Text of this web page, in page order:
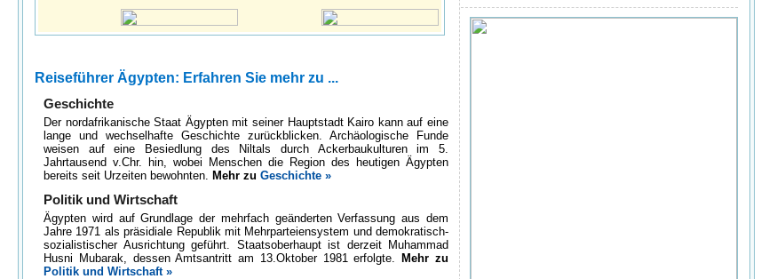
Reiseführer Ägypten: Erfahren Sie mehr zu ...
Geschichte
Der nordafrikanische Staat Ägypten mit seiner Hauptstadt Kairo kann auf eine
lange und wechselhafte Geschichte zurückblicken. Archäologische Funde
weisen auf eine Besiedlung des Niltals durch Ackerbaukulturen im 5.
Jahrtausend v.Chr. hin, wobei Menschen die Region des heutigen Ägypten
bereits seit Urzeiten bewohnten. Mehr zu Geschichte »
Politik und Wirtschaft
Ägypten wird auf Grundlage der mehrfach geänderten Verfassung aus dem
Jahre 1971 als präsidiale Republik mit Mehrparteiensystem und demokratisch-
sozialistischer Ausrichtung geführt. Staatsoberhaupt ist derzeit Muhammad
Husni Mubarak, dessen Amtsantritt am 13.Oktober 1981 erfolgte.
Mehr zu
Politik und Wirtschaft »